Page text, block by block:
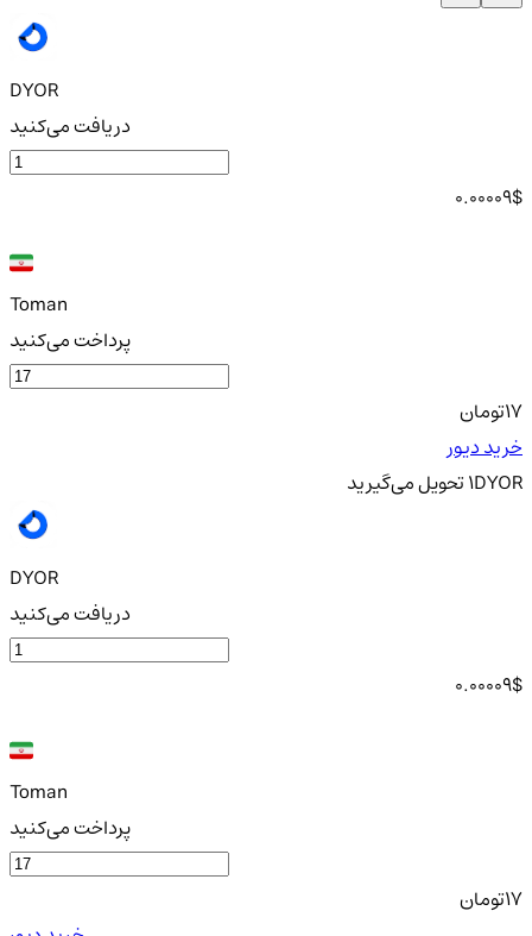
DYOR
دریافت می‌کنید
0.00009$
Toman
پرداخت می‌کنید
17تومان
خرید دیور
1DYORتحویلمی‌گیرید
DYOR
دریافت می‌کنید
0.00009$
Toman
پرداخت می‌کنید
17تومان